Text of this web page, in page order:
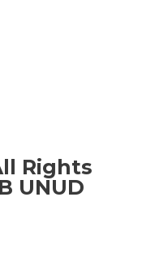
Rights
UNUD